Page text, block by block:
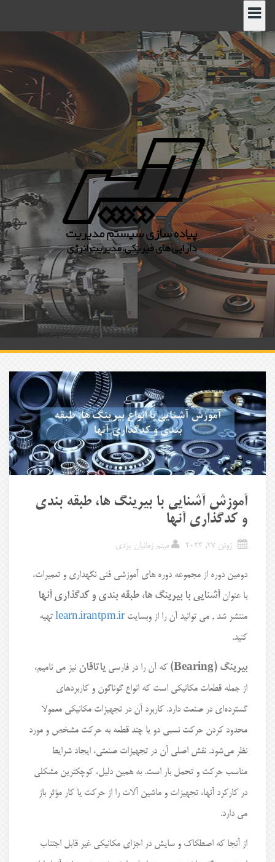
پرش
به
محتوا
آموزش آشنایی با بیرینگ ها، طبقه بندی
و کدگذاری آنها
ژوئن 27, 2023 میثم زمانیان یزدی
دومین دوره از مجموعه دوره های آموزشی فنی نگهداری و تعمیرات،
با عنوانآشنایی با بیرینگ ها، طبقه بندی و کدگذاری آنها
منتشر شد , می توانید آن را از وبسایتlearn.irantpm.ir تهیه
کنید.
بیرینگ (Bearing) که آن را در فارسی یاتاقان نیز می نامیم،
از جمله قطعات مکانیکی است که انواع گوناگون و کاربردهای
گسترده‌ای در صنعت دارد. کاربرد آن در تجهیزات مکانیکی معمولا
محدود کردن حرکت نسبی دو یا چند قطعه به حرکت مشخص و مورد
نظر می‌شود. نقش اصلی آن در تجهیزات صنعتی، ایجاد شرایط
مناسب حرکت و تحمل بار است. به همین دلیل، کوچکترین مشکلی
در کارکرد آنها، تجهیزات و ماشین آلات را از حرکت یا کار مؤثر باز
می دارد.
از آنجا که اصطکاک و سایش در اجزای مکانیکی غیر قابل اجتناب